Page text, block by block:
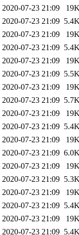
2020-07-23 21:09
2020-07-23 21:09
2020-07-23 21:09
2020-07-23 21:09
2020-07-23 21:09
2020-07-23 21:09
2020-07-23 21:09
2020-07-23 21:09
2020-07-23 21:09
2020-07-23 21:09
2020-07-23 21:09
2020-07-23 21:09
2020-07-23 21:09
2020-07-23 21:09
2020-07-23 21:09
2020-07-23 21:09
2020-07-23 21:09
2020-07-23 21:09